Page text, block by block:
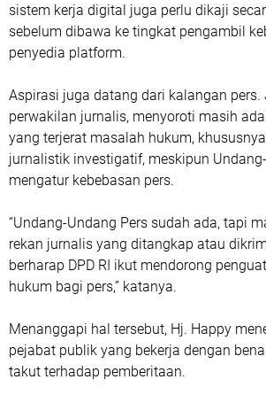
sistem kerja digital juga perlu dikaji
sebelum dibawa ke tingkat pengambil
penyedia platform.
Aspirasi juga datang dari kalangan pers.
perwakilan jurnalis, menyoroti masih
yang terjerat masalah hukum,
jurnalistik investigatif, meskipun
mengatur kebebasan pers.
“Undang-Undang Pers sudah ada, tapi
rekan jurnalis yang ditangkap atau
berharap DPD RI ikut mendorong
hukum bagi pers,” katanya.
Menanggapi hal tersebut, Hj. Happy
pejabat publik yang bekerja dengan
takut terhadap pemberitaan.